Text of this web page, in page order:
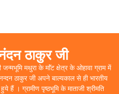
ठाकुर जी
मथुरा के माॅंट क्षेत्र के ओहावा ग्राम में
ठाकुर जी अपने बाल्यकाल से ही भारतीय
। ग्रामीण पृष्ठभूमि के माताजी श्रीमति